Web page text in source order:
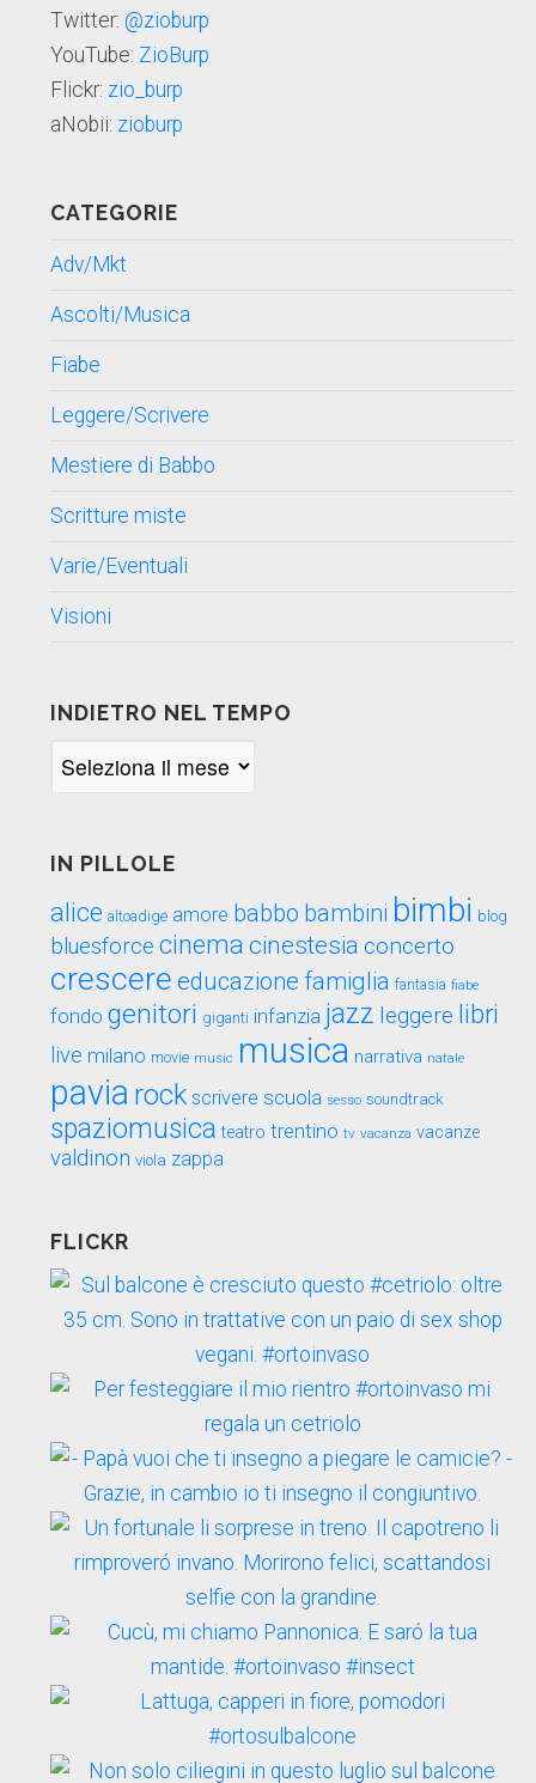
Twitter: @zioburp
YouTube: ZioBurp
Flickr: zio_burp
aNobii: zioburp
CATEGORIE
Adv/Mkt
Ascolti/Musica
Fiabe
Leggere/Scrivere
Mestiere di Babbo
Scritture miste
Varie/Eventuali
Visioni
INDIETRO NEL TEMPO
Indietro
IN PILLOLE
alice altoadige amore babbo bambini bimbi blog
bluesforce cinema cinestesia concerto
crescere educazione famiglia fantasia fiabe
fondo genitori giganti infanzia jazz leggere libri
live milano movie music musica narrativa natale
pavia rock scrivere scuola sesso soundtrack
spaziomusica teatro trentino tv vacanza vacanze
valdinon viola zappa
FLICKR